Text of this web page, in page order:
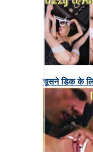
चूसने डिक के